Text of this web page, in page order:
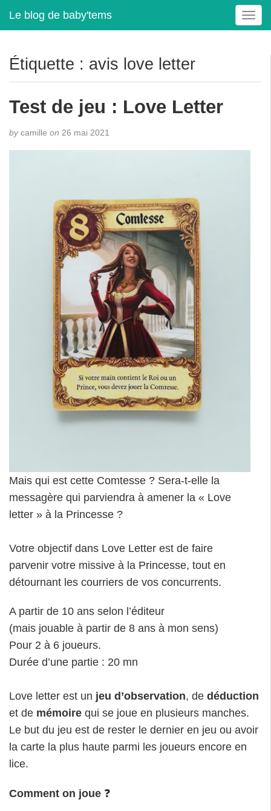
Le blog de baby'tems
T
o
e
g
Étiquette : avis love letter
Test de jeu : Love Letter
bycamille on 26 mai 2021
Mais qui est cette Comtesse ? Sera-t-elle la
messagère qui parviendra à amener la « Love
letter » à la Princesse ?
Votre objectif dans Love Letter est de faire
parvenir votre missive à la Princesse, tout en
détournant les courriers de vos concurrents.
A partir de 10 ans selon l’éditeur
(mais jouable à partir de 8 ans à mon sens)
Pour 2 à 6 joueurs.
Durée d’une partie : 20 mn
Love letter est un jeu d’observation, de déduction
et de mémoire qui se joue en plusieurs manches.
Le but du jeu est de rester le dernier en jeu ou avoir
la carte la plus haute parmi les joueurs encore en
lice.
Comment on joue ❓